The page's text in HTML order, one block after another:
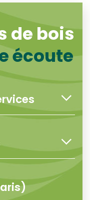
de bois
écoute